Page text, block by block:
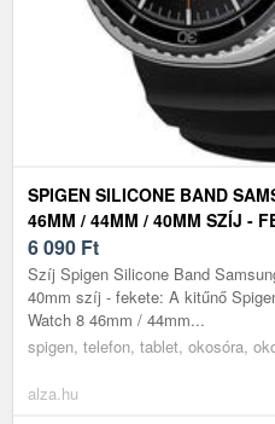
SPIGEN SILICONE BAND
46MM / 44MM / 40MM SZÍJ -
6 090 Ft
Szíj Spigen Silicone Band
40mm szíj - fekete: A kitűnő
Watch 8 46mm / 44mm...
spigen, telefon, tablet, okosóra,
alza.hu